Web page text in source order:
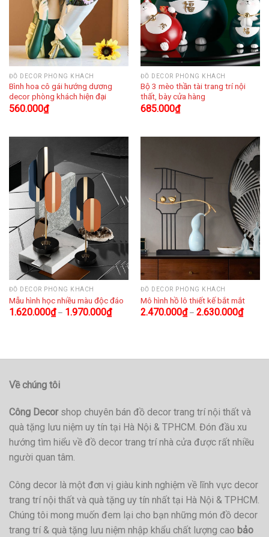
ĐỒ DECOR PHÒNG KHÁCH
Bình hoa cô gái hướng dương
decor phòng khách hiện đại
560.000₫
ĐỒ DECOR PHÒNG KHÁCH
Bộ 3 mèo thần tài trang trí nội
thất, bày cửa hàng
685.000₫
ĐỒ DECOR PHÒNG KHÁCH
Mẫu hình học nhiều màu độc đáo
1.620.000₫– 1.970.000₫
ĐỒ DECOR PHÒNG KHÁCH
Mô hình hồ lô thiết kế bắt mắt
2.470.000₫– 2.630.000₫
Về chúng tôi
Công Decorshop chuyên bán đồ decor trang trí nội thất và
quà tặng lưu niệm uy tín tại Hà Nội & TPHCM. Đón đầu xu
hướng tìm hiểu về đồ decor trang trí nhà cửa được rất nhiều
người quan tâm.
Công decor là một đơn vị giàu kinh nghiệm về lĩnh vực decor
trang trí nội thất và quà tặng uy tín nhất tại Hà Nội & TPHCM.
Chúng tôi mong muốn đem lại cho bạn những món đồ decor
trang trí & quà tặng lưu niệm nhập khẩu chất lượng cao bảo